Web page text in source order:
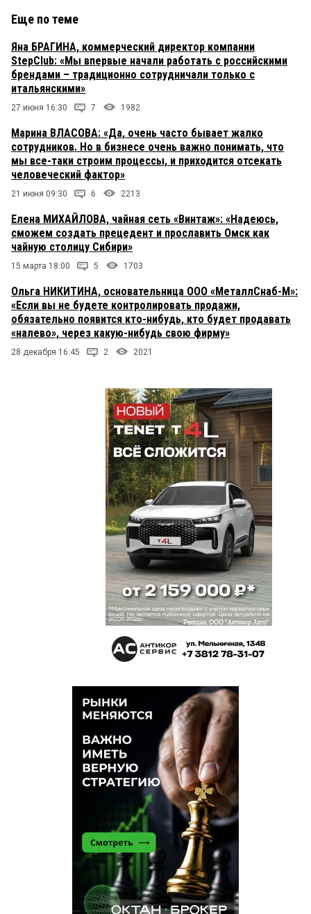
Еще по теме
Яна БРАГИНА, коммерческий директор компании
StepClub: «Мы впервые начали работать с российскими
брендами – традиционно сотрудничали только с
итальянскими»
27 июня 16:30 7 1982
Марина ВЛАСОВА: «Да, очень часто бывает жалко
сотрудников. Но в бизнесе очень важно понимать, что
мы все-таки строим процессы, и приходится отсекать
человеческий фактор»
21 июня 09:30 6 2213
Елена МИХАЙЛОВА, чайная сеть «Винтаж»: «Надеюсь,
сможем создать прецедент и прославить Омск как
чайную столицу Сибири»
15 марта 18:00 5 1703
Ольга НИКИТИНА, основательница ООО «МеталлСнаб-М»:
«Если вы не будете контролировать продажи,
обязательно появится кто-нибудь, кто будет продавать
«налево», через какую-нибудь свою фирму»
28 декабря 16:45 2 2021